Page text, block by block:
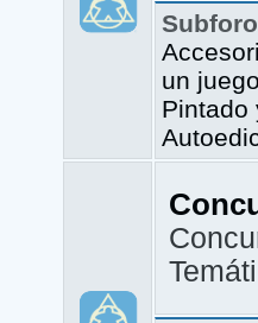
un
Pintado